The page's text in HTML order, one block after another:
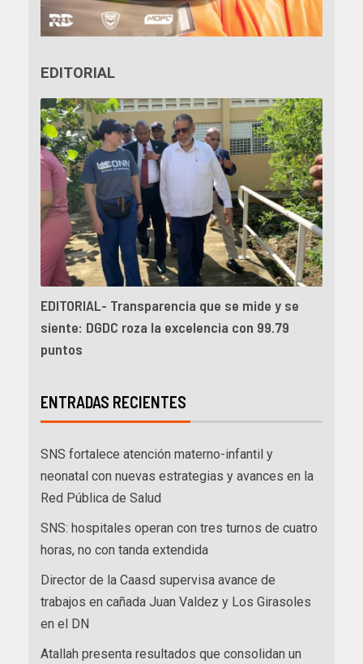
EDITORIAL
EDITORIAL- Transparencia que se mide y se
siente: DGDC roza la excelencia con 99.79
puntos
ENTRADAS RECIENTES
SNS fortalece atención materno-infantil y
neonatal con nuevas estrategias y avances en la
Red Pública de Salud
SNS: hospitales operan con tres turnos de cuatro
horas, no con tanda extendida
Director de la Caasd supervisa avance de
trabajos en cañada Juan Valdez y Los Girasoles
en el DN
Atallah presenta resultados que consolidan un